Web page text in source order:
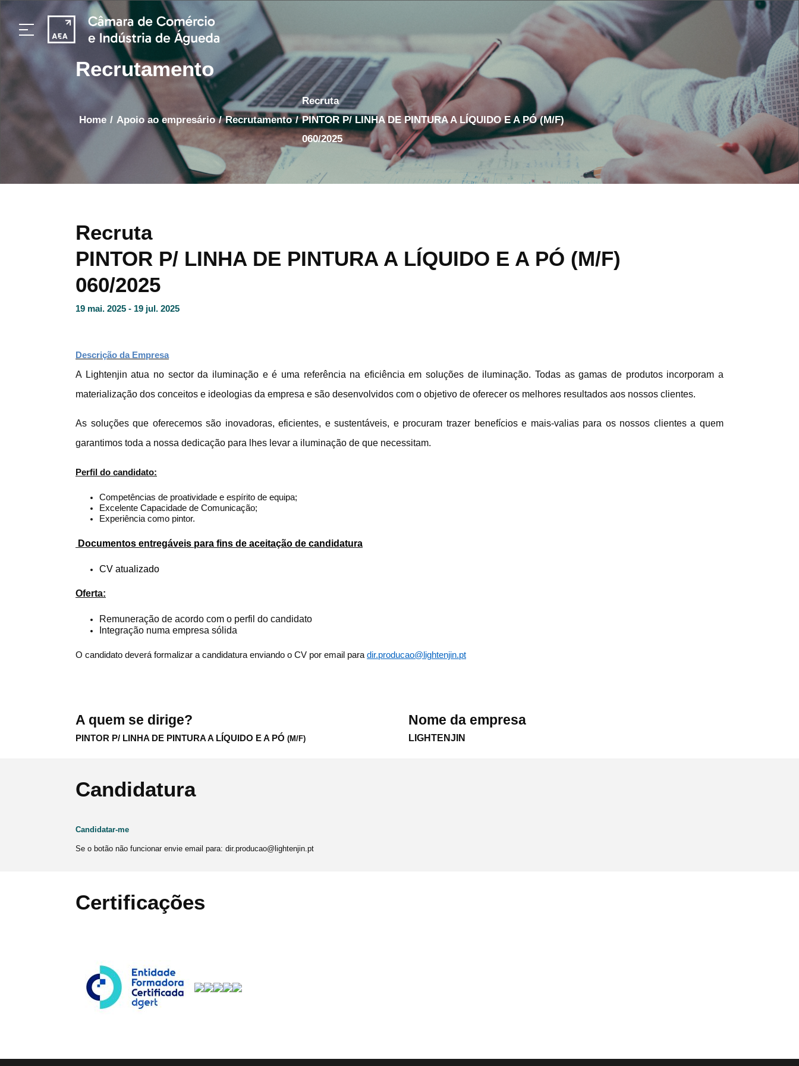
Recrutamento
home / apoio ao empresário / Recrutamento /
Recruta
PINTOR P/ LINHA DE PINTURA A LÍQUIDO E A PÓ (M/F)
060/2025
Recruta
PINTOR P/ LINHA DE PINTURA A LÍQUIDO E A PÓ (M/F)
060/2025
19 mai. 2025 - 19 jul. 2025
Descrição da Empresa
A Lightenjin atua no sector da iluminação e é uma referência na eficiência em soluções de iluminação. Todas as gamas de produtos incorporam a
materialização dos conceitos e ideologias da empresa e são desenvolvidos com o objetivo de oferecer os melhores resultados aos nossos clientes.
As soluções que oferecemos são inovadoras, eficientes, e sustentáveis, e procuram trazer benefícios e mais-valias para os nossos clientes a quem
garantimos toda a nossa dedicação para lhes levar a iluminação de que necessitam.
Perfil do candidato:
Competências de proatividade e espírito de equipa;
Excelente Capacidade de Comunicação;
Experiência como pintor.
Documentos entregáveis para fins de aceitação de candidatura
CV atualizado
Oferta:
Remuneração de acordo com o perfil do candidato
Integração numa empresa sólida
O candidato deverá formalizar a candidatura enviando o CV por email para dir.producao@lightenjin.pt
A quem se dirige?
PINTOR P/ LINHA DE PINTURA A LÍQUIDO E A PÓ (M/F)
Nome da empresa
LIGHTENJIN
Candidatura
Candidatar-me
Se o botão não funcionar envie email para: dir.producao@lightenjin.pt
Certificações